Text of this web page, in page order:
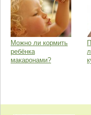
Можно ли кормить
ребёнка
макаронами?